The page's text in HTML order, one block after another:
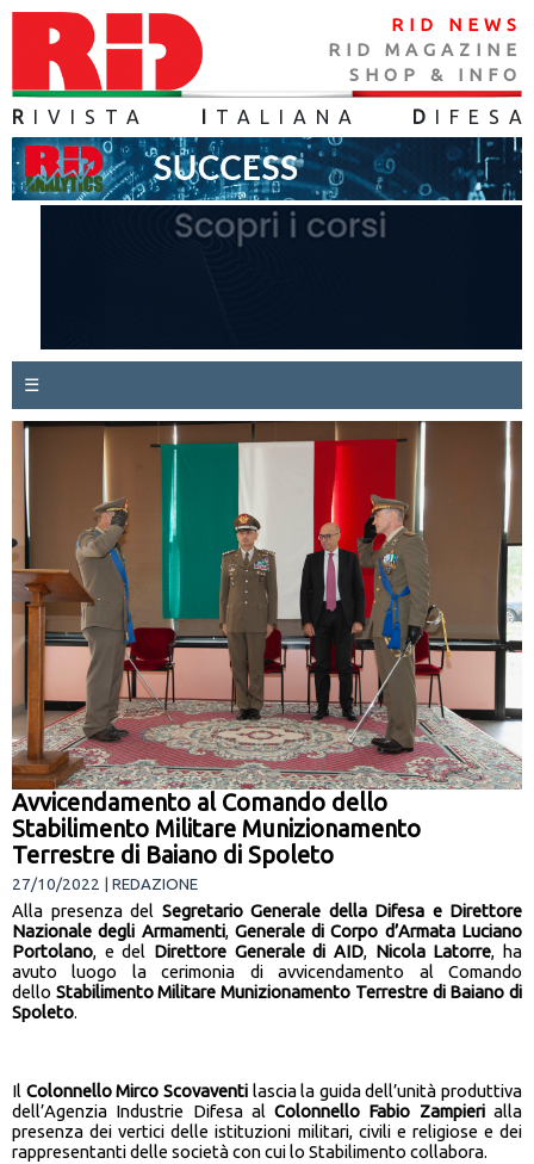
RID NEWS
RID MAGAZINE
SHOP & INFO
R IVISTA TALIANA D IFES A
☰
Avvicendamento al Comando dello
Stabilimento Militare Munizionamento
Terrestre di Baiano di Spoleto
27/10/2022 | REDAZIONE
Alla presenza del Segretario Generale della Difesa e Direttore
Nazionale degli Armamenti,Generale di Corpo d’Armata Luciano
Portolano, e del Direttore Generale di AID, Nicola Latorre, ha
avuto luogo la cerimonia di avvicendamento al Comando
dello Stabilimento Militare Munizionamento Terrestre di Baiano di
Spoleto.
Il Colonnello Mirco Scovaventilascia la guida dell’unità produttiva
dell’Agenzia Industrie Difesa alColonnello Fabio Zampierialla
presenza dei vertici delle istituzioni militari, civili e religiose e dei
rappresentanti delle società con cui lo Stabilimento collabora.